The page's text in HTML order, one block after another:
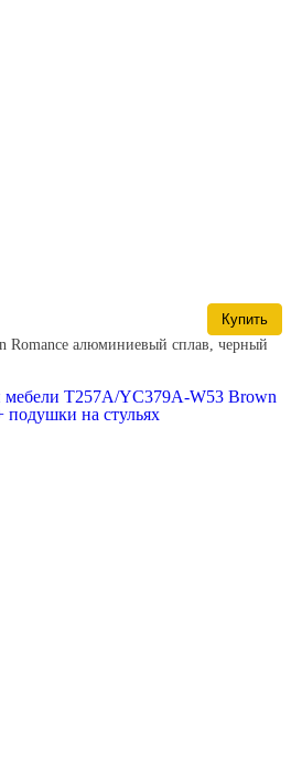
Купить
Romance алюминиевый сплав, черный